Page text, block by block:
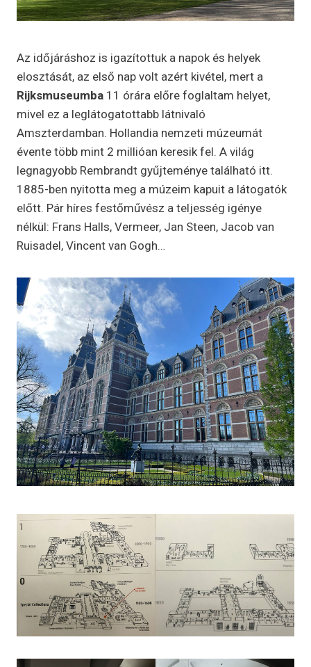
Az időjáráshoz is igazítottuk a napok és helyek
elosztását, az első nap volt azért kivétel, mert a
Rijksmuseumba 11 órára előre foglaltam helyet,
mivel ez a leglátogatottabb látnivaló
Amszterdamban. Hollandia nemzeti múzeumát
évente több mint 2 millióan keresik fel. A világ
legnagyobb Rembrandt gyűjteménye található itt.
1885-ben nyitotta meg a múzeim kapuit a látogatók
előtt. Pár híres festőművész a teljesség igénye
nélkül: Frans Halls, Vermeer, Jan Steen, Jacob van
Ruisadel, Vincent van Gogh…